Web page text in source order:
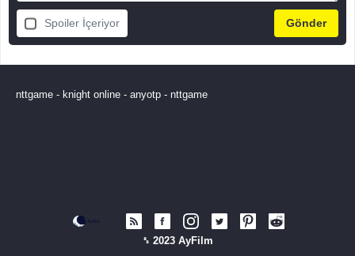
Spoiler İçeriyor
nttgame - knight online - anyotp - nttgame
␈ 2023 AyFilm